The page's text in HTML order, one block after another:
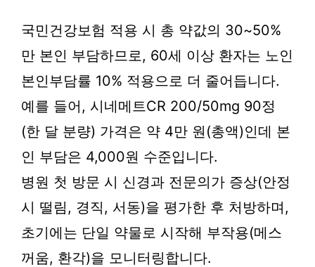
국민건강보험 적용 시 총 약값의 30~50%
만 본인 부담하므로, 60세 이상 환자는 노인
본인부담률 10% 적용으로 더 줄어듭니다.
예를 들어, 시네메트CR 200/50mg 90정
(한 달 분량) 가격은 약 4만 원(총액)인데 본
인 부담은 4,000원 수준입니다.
병원 첫 방문 시 신경과 전문의가 증상(안정
시 떨림, 경직, 서동)을 평가한 후 처방하며,
초기에는 단일 약물로 시작해 부작용(메스
꺼움, 환각)을 모니터링합니다.